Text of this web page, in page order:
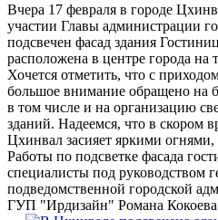
Вчера 17 февраля в городе
участии Главы администрации
подсвечен фасад здания
расположена в центре города на
Хочется отметить, что с
большое внимание обращено на
в том числе и на организацию
зданий. Надеемся, что в скором
Цхинвал засияет яркими огнями,
Работы по подсветке фасада
специалисты под руководством
подведомственной городской
ГУП "Ирдизайн" Романа